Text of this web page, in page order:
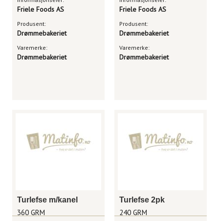
Friele Foods AS
Produsent:
Drømmebakeriet
Varemerke:
Drømmebakeriet
Friele Foods AS
Produsent:
Drømmebakeriet
Varemerke:
Drømmebakeriet
Turlefse m/kanel
360 GRM
Turlefse 2pk
240 GRM